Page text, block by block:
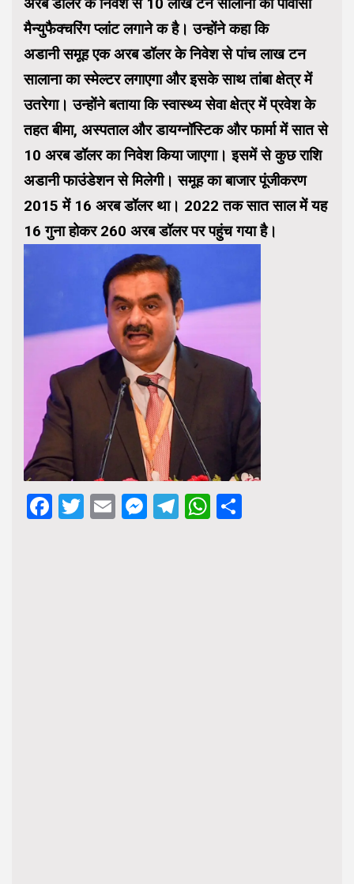
मैन्युफैक्चरिंग प्लांट लगाने क है। उन्होंने कहा कि
अडानी समूह एक अरब डॉलर के निवेश से पांच लाख टन
सालाना का स्मेल्टर लगाएगा और इसके साथ तांबा क्षेत्र में
उतरेगा। उन्होंने बताया कि स्वास्थ्य सेवा क्षेत्र में प्रवेश के
तहत बीमा, अस्पताल और डायग्नॉस्टिक और फार्मा में सात से
10 अरब डॉलर का निवेश किया जाएगा। इसमें से कुछ राशि
अडानी फाउंडेशन से मिलेगी। समूह का बाजार पूंजीकरण
2015 में 16 अरब डॉलर था। 2022 तक सात साल में यह
16 गुना होकर 260 अरब डॉलर पर पहुंच गया है।
Facebook
Twitter
EmailMessenger
Telegram
WhatsApp